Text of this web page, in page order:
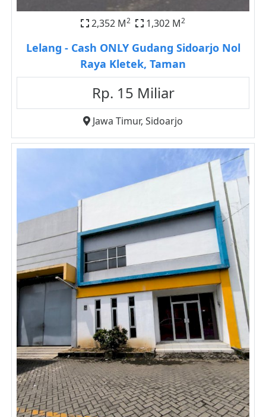
2,352 M2 1,302 M2
Lelang - Cash ONLY Gudang Sidoarjo Nol
Raya Kletek, Taman
Rp. 15 Miliar
Jawa Timur, Sidoarjo